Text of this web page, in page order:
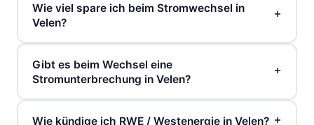
Sie beim Grundversorger RWE / Westenergie in
Velen aktuell rund 1.686 € pro Jahr – das entspricht
43,50 Cent pro kWh zuzüglich einem Grundpreis
von 13,60 € monatlich. Günstigere Tarife beginnen
bereits ab etwa 1.219 € jährlich.
Wie viel spare ich beim Stromwechsel in
Velen?
Westenergie können Sie in Velen bis zu 467 € pro
Jahr sparen – bei gleichem Strom, gleicher Qualität
und gleicher Zuverlässigkeit. Der Wechsel selbst ist
kostenlos und vollkommen risikofrei.
Gibt es beim Wechsel eine
Stromunterbrechung in Velen?
Wie kündige ich RWE / Westenergie in Velen?